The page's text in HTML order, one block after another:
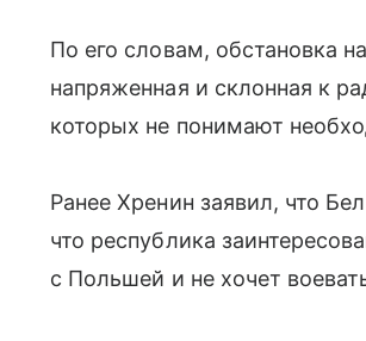
По его словам, обстановка
напряженная и склонная к
которых не понимают
Ранее Хренин заявил, что
что республика
с Польшей и не хочет